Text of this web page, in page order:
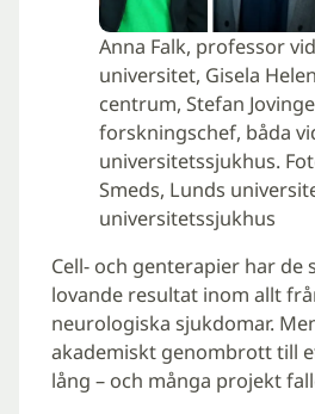
Anna Falk, professor
universitet, Gisela
centrum, Stefan
forskningschef, båda
universitetssjukhus.
Smeds, Lunds
universitetssjukhus
Cell- och genterapier har de
lovande resultat inom allt
neurologiska sjukdomar.
akademiskt genombrott till
lång – och många projekt